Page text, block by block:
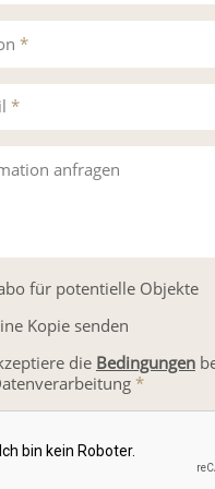
*
anfragen
*
für potentielle Objekte
Kopie senden
die Bedingungen
*